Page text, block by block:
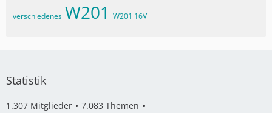
verschiedenes W201 W201 16V
Statistik
1.307 Mitglieder
7.083 Themen